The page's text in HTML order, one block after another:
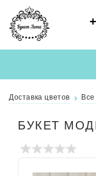
Доставка цветов Все
БУКЕТ